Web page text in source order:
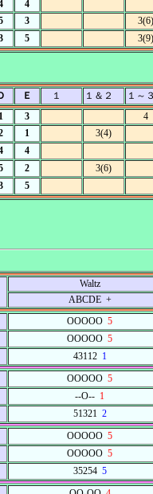
4
3
3(6)
5 3(9)
Ｅ １ １＆２
１
1 3
4
1
3(4)
4
2
3(6)
5
Waltz
ABCDE +
OOOOO 5
OOOOO 5
431121
OOOOO 5
--O-- 1
513212
OOOOO 5
OOOOO 5
352545